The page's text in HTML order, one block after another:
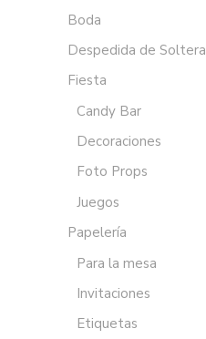
Boda
Despedida de Soltera
Fiesta
Candy Bar
Decoraciones
Foto Props
Juegos
Papelería
Para la mesa
Invitaciones
Etiquetas